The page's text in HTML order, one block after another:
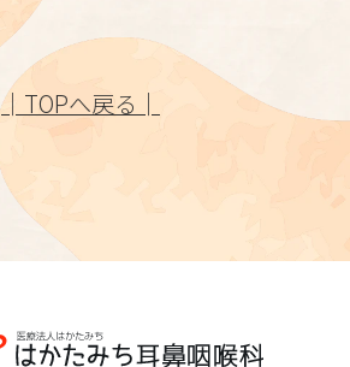
│TOPへ戻る│